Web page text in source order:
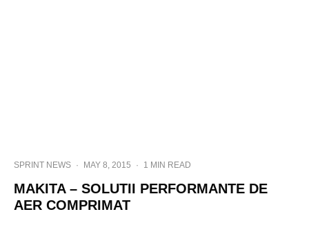
SPRINT NEWS · MAY 8, 2015 · 1 MIN READ
MAKITA – SOLUTII PERFORMANTE DE
AER COMPRIMAT